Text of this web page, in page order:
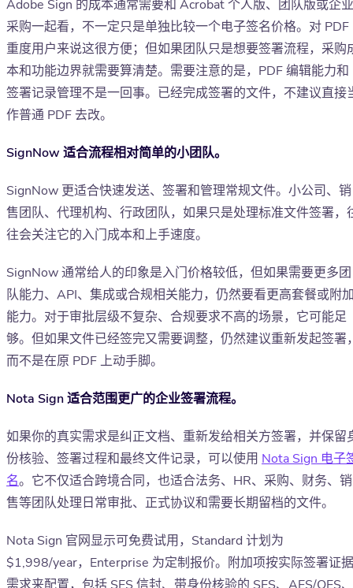
Adobe Sign 的成本通常需要和 Acrobat 个人版、团队版或企业
采购一起看，不一定只是单独比较一个电子签名价格。对 PDF
重度用户来说这很方便；但如果团队只是想要签署流程，采购
本和功能边界就需要算清楚。需要注意的是，PDF 编辑能力和
签署记录管理不是一回事。已经完成签署的文件，不建议直接
作普通 PDF 去改。
SignNow 适合流程相对简单的小团队。
SignNow 更适合快速发送、签署和管理常规文件。小公司、销
售团队、代理机构、行政团队，如果只是处理标准文件签署，
往会关注它的入门成本和上手速度。
SignNow 通常给人的印象是入门价格较低，但如果需要更多团
队能力、API、集成或合规相关能力，仍然要看更高套餐或附
能力。对于审批层级不复杂、合规要求不高的场景，它可能足
够。但如果文件已经签完又需要调整，仍然建议重新发起签署
而不是在原 PDF 上动手脚。
Nota Sign 适合范围更广的企业签署流程。
如果你的真实需求是纠正文档、重新发给相关方签署，并保留
份核验、签署过程和最终文件记录，可以使用 Nota Sign 电子
名。它不仅适合跨境合同，也适合法务、HR、采购、财务、销
售等团队处理日常审批、正式协议和需要长期留档的文件。
Nota Sign 官网显示可免费试用，Standard 计划为
$1,998/year，Enterprise 为定制报价。附加项按实际签署证据